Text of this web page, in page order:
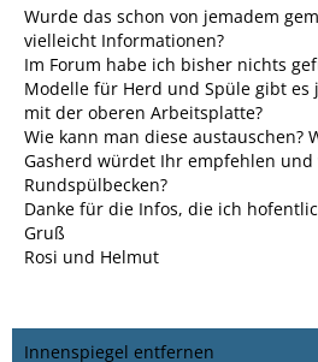
Wurde das schon von jemadem
vielleicht Informationen?
Im Forum habe ich bisher nichts
Modelle für Herd und Spüle gibt es
mit der oberen Arbeitsplatte?
Wie kann man diese austauschen?
Gasherd würdet Ihr empfehlen und
Rundspülbecken?
Danke für die Infos, die ich
Gruß
Rosi und Helmut
Innenspiegel entfernen